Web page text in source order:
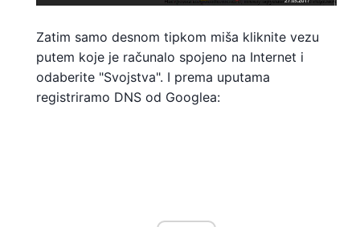
Zatim samo desnom tipkom miša kliknite vezu
putem koje je računalo spojeno na Internet i
odaberite "Svojstva". I prema uputama
registriramo DNS od Googlea: